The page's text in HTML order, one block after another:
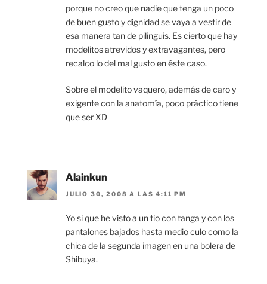
porque no creo que nadie que tenga un poco
de buen gusto y dignidad se vaya a vestir de
esa manera tan de pilinguis. Es cierto que hay
modelitos atrevidos y extravagantes, pero
recalco lo del mal gusto en éste caso.
Sobre el modelito vaquero, además de caro y
exigente con la anatomía, poco práctico tiene
que ser XD
Alainkun
JULIO 30, 2008 A LAS 4:11 PM
Yo si que he visto a un tio con tanga y con los
pantalones bajados hasta medio culo como la
chica de la segunda imagen en una bolera de
Shibuya.